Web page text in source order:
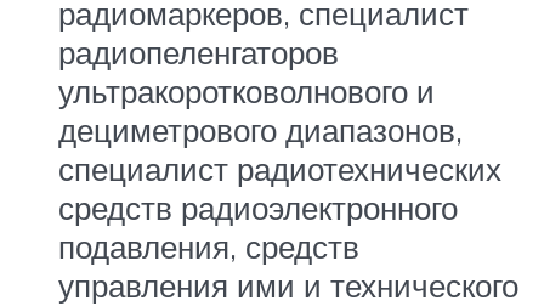
радиомаркеров, специалист
радиопеленгаторов
ультракоротковолнового и
дециметрового диапазонов,
специалист радиотехнических
средств радиоэлектронного
подавления, средств
управления ими и технического